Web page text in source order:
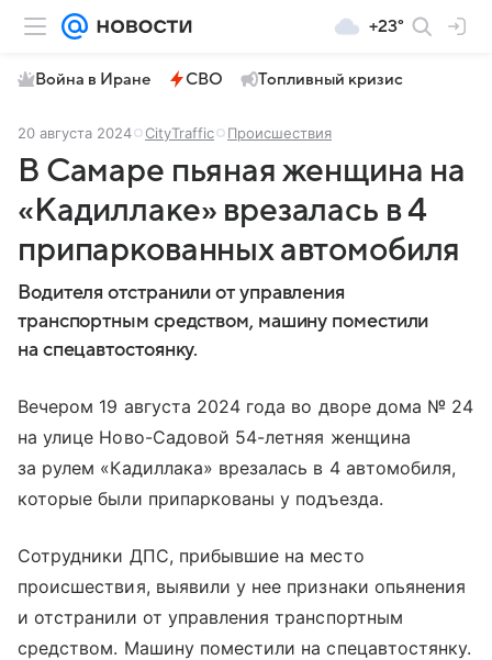
+23°
Война в Иране СВО Топливный кризис
20 августа 2024 CityTraffic Происшествия
В Самаре пьяная женщина на
«Кадиллаке» врезалась в 4
припар­ко­ванных автомобиля
Водителя отстранили от управления
транспортным средством, машину поместили
на спецавтостоянку.
Вечером 19 августа 2024 года во дворе дома № 24
на улице Ново-Садовой 54-летняя женщина
за рулем «Кадиллака» врезалась в 4 автомобиля,
которые были припаркованы у подъезда.
Сотрудники ДПС, прибывшие на место
происшествия, выявили у нее признаки опьянения
и отстранили от управления транспортным
средством. Машину поместили на спецавтостянку.